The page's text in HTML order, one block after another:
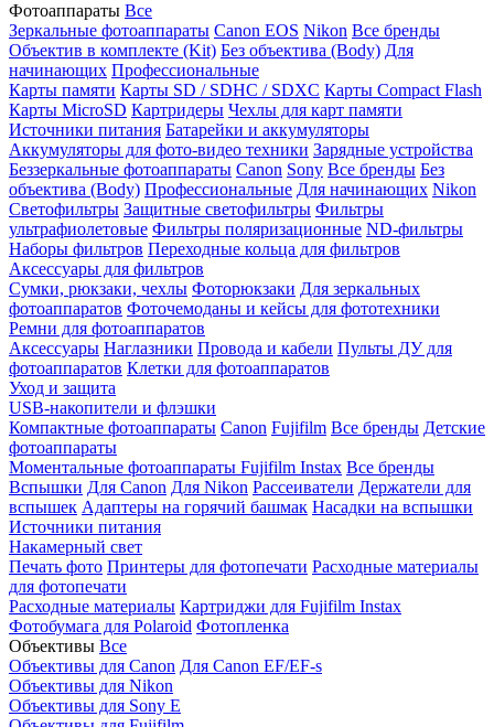
Фотоаппараты Все
Зеркальные фотоаппараты Canon EOS Nikon Все бренды
Объектив в комплекте (Kit) Без объектива (Body) Для
начинающих Профессиональные
Карты памяти Карты SD / SDHC / SDXC Карты Compact Flash
Карты MicroSD Картридеры Чехлы для карт памяти
Источники питания Батарейки и аккумуляторы
Аккумуляторы для фото-видео техники Зарядные устройства
Беззеркальные фотоаппараты Canon Sony Все бренды Без
объектива (Body) Профессиональные Для начинающих Nikon
Светофильтры Защитные светофильтры Фильтры
ультрафиолетовые Фильтры поляризационные ND-фильтры
Наборы фильтров Переходные кольца для фильтров
Аксессуары для фильтров
Сумки, рюкзаки, чехлы Фоторюкзаки Для зеркальных
фотоаппаратов Фоточемоданы и кейсы для фототехники
Ремни для фотоаппаратов
Аксессуары Наглазники Провода и кабели Пульты ДУ для
фотоаппаратов Клетки для фотоаппаратов
Уход и защита
USB-накопители и флэшки
Компактные фотоаппараты Canon Fujifilm Все бренды Детские
фотоаппараты
Моментальные фотоаппараты Fujifilm Instax Все бренды
Вспышки Для Canon Для Nikon Рассеиватели Держатели для
вспышек Адаптеры на горячий башмак Насадки на вспышки
Источники питания
Накамерный свет
Печать фото Принтеры для фотопечати Расходные материалы
для фотопечати
Расходные материалы Картриджи для Fujifilm Instax
Фотобумага для Polaroid Фотопленка
Объективы Все
Объективы для Canon Для Canon EF/EF-s
Объективы для Nikon
Объективы для Sony E